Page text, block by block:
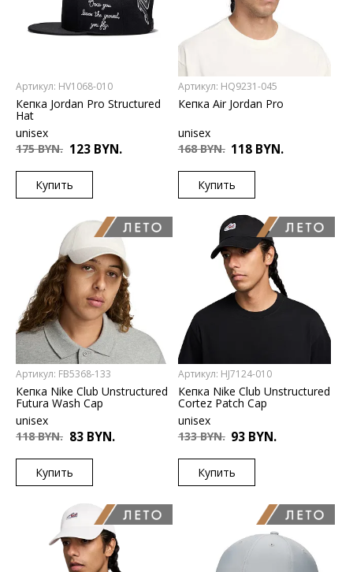
Артикул: HV1068-010
Кепка Jordan Pro Structured
Hat
unisex
175 BYN. 123 BYN.
Купить
L/XL
Артикул: HQ9231-045
Кепка Air Jordan Pro
unisex
168 BYN. 118 BYN.
Купить
L/XL M/L
Артикул: FB5368-133
Кепка Nike Club Unstructured
Futura Wash Cap
unisex
118 BYN. 83 BYN.
Купить
L/XL
Артикул: HJ7124-010
Кепка Nike Club Unstructured
Cortez Patch Cap
unisex
133 BYN. 93 BYN.
Купить